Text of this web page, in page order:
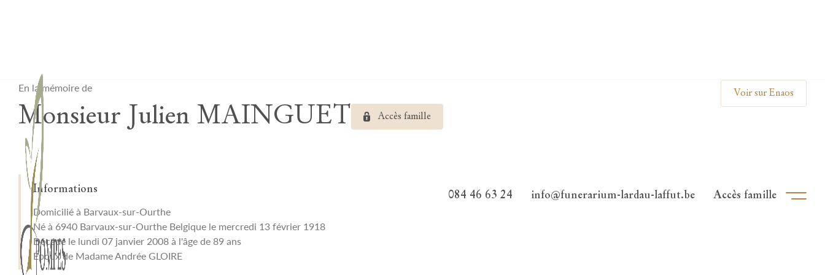
084 46 63 24 info@funerarium-lardau-laffut.be Accès famille
En la mémoire de
Monsieur Julien MAINGUET Accès famille
Informations
Domicilié à Barvaux-sur-Ourthe
Né à 6940 Barvaux-sur-Ourthe Belgique le mercredi 13 février 1918
Décédé le lundi 07 janvier 2008 à l'âge de 89 ans
Époux de Madame Andrée GLOIRE
Voir sur Enaos